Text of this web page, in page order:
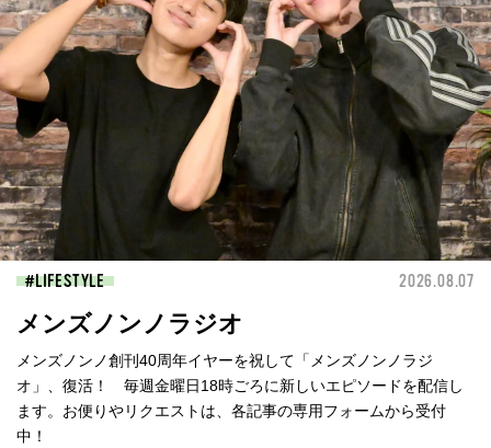
LIFESTYLE 2026.08.07
メンズノンノラジオ
メンズノンノ創刊40周年イヤーを祝して「メンズノンノラジ
オ」、復活！ 毎週金曜日18時ごろに新しいエピソードを配信し
ます。お便りやリクエストは、各記事の専用フォームから受付
中！